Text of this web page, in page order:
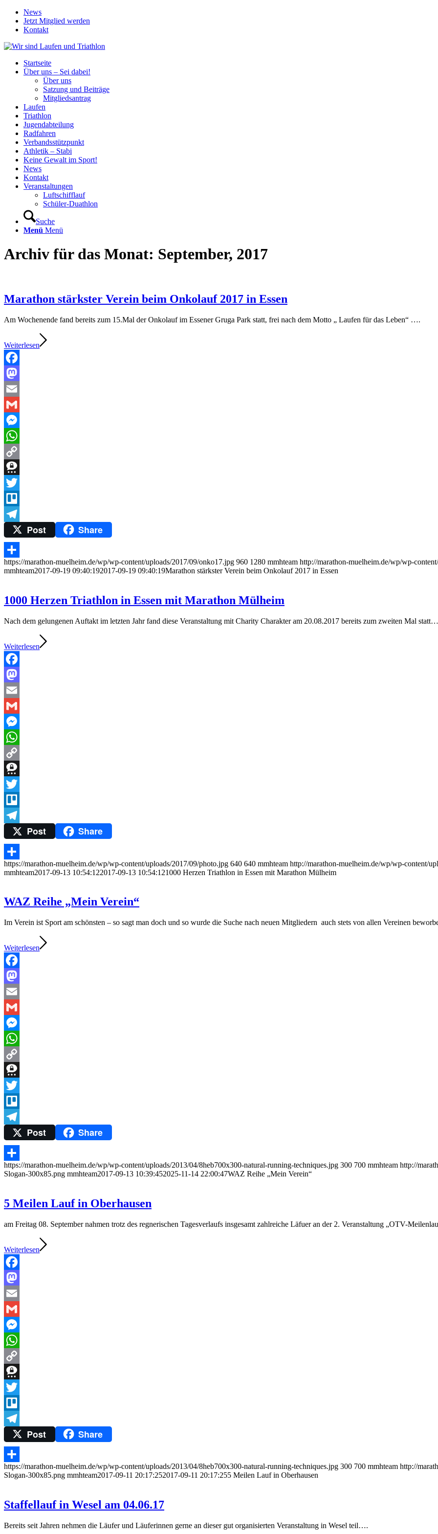
News
Jetzt Mitglied werden
Kontakt
Startseite
Über uns – Sei dabei!
Über uns
Satzung und Beiträge
Mitgliedsantrag
Laufen
Triathlon
Jugendabteilung
Radfahren
Verbandsstützpunkt
Athletik – Stabi
Keine Gewalt im Sport!
News
Kontakt
Veranstaltungen
Luftschifflauf
Schüler-Duathlon
Suche
Menü Menü
Archiv für das Monat: September, 2017
Marathon stärkster Verein beim Onkolauf 2017 in Essen
Am Wochenende fand bereits zum 15.Mal der Onkolauf im Essener Gruga Park statt, frei nach dem Motto „ Laufen für das Leben“ ….
Weiterlesen
Facebook
Mastodon
Email
Gmail
Messenger
WhatsApp
Copy
Link
Threema
Twitter
Trello
TelegramPost Share
Teilen
https://marathon-muelheim.de/wp/wp-content/uploads/2017/09/onko17.jpg 960 1280 mmhteam http://marathon-muelheim.de/wp/wp-
mmhteam2017-09-19 09:40:192017-09-19 09:40:19Marathon stärkster Verein beim Onkolauf 2017 in Essen
1000 Herzen Triathlon in Essen mit Marathon Mülheim
Nach dem gelungenen Auftakt im letzten Jahr fand diese Veranstaltung mit Charity Charakter am 20.08.2017 bereits zum zweiten Mal
Weiterlesen
Facebook
Mastodon
Email
Gmail
Messenger
WhatsApp
Copy
Link
Threema
Twitter
Trello
TelegramPost Share
Teilen
https://marathon-muelheim.de/wp/wp-content/uploads/2017/09/photo.jpg 640 640 mmhteam http://marathon-muelheim.de/wp/wp-content/
mmhteam2017-09-13 10:54:122017-09-13 10:54:121000 Herzen Triathlon in Essen mit Marathon Mülheim
WAZ Reihe „Mein Verein“
Im Verein ist Sport am schönsten – so sagt man doch und so wurde die Suche nach neuen Mitgliedern auch stets von allen Vereinen
Weiterlesen
Facebook
Mastodon
Email
Gmail
Messenger
WhatsApp
Copy
Link
Threema
Twitter
Trello
TelegramPost Share
Teilen
https://marathon-muelheim.de/wp/wp-content/uploads/2013/04/8heb700x300-natural-running-techniques.jpg 300 700 mmhteam http://
Slogan-300x85.png mmhteam2017-09-13 10:39:452025-11-14 22:00:47WAZ Reihe „Mein Verein“
5 Meilen Lauf in Oberhausen
am Freitag 08. September nahmen trotz des regnerischen Tagesverlaufs insgesamt zahlreiche Läfuer an der 2. Veranstaltung „OTV-
Weiterlesen
Facebook
Mastodon
Email
Gmail
Messenger
WhatsApp
Copy
Link
Threema
Twitter
Trello
TelegramPost Share
Teilen
https://marathon-muelheim.de/wp/wp-content/uploads/2013/04/8heb700x300-natural-running-techniques.jpg 300 700 mmhteam http://
Slogan-300x85.png mmhteam2017-09-11 20:17:252017-09-11 20:17:255 Meilen Lauf in Oberhausen
Staffellauf in Wesel am 04.06.17
Bereits seit Jahren nehmen die Läufer und Läuferinnen gerne an dieser gut organisierten Veranstaltung in Wesel teil….